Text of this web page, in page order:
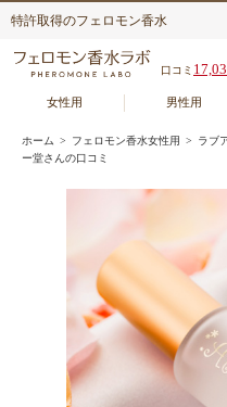
特許取得のフェロモン香水
口コミ
女性用 男性用
ホーム > フェロモン香水女性用 > ラブ
ー堂さんの口コミ